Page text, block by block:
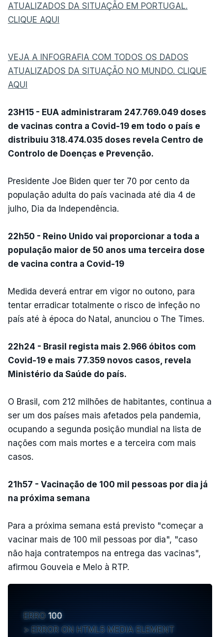
ATUALIZADOS DA SITUAÇÃO EM PORTUGAL.
CLIQUE AQUI
VEJA A INFOGRAFIA COM TODOS OS DADOS
ATUALIZADOS DA SITUAÇÃO NO MUNDO. CLIQUE
AQUI
23H15 - EUA administraram 247.769.049 doses
de vacinas contra a Covid-19 em todo o país e
distribuiu 318.474.035 doses revela Centro de
Controlo de Doenças e Prevenção.
Presidente Joe Biden quer ter 70 por cento da
população adulta do país vacinada até dia 4 de
julho, Dia da Independência.
22h50 - Reino Unido vai proporcionar a toda a
população maior de 50 anos uma terceira dose
de vacina contra a Covid-19
Medida deverá entrar em vigor no outono, para
tentar erradicar totalmente o risco de infeção no
país até à época do Natal, anunciou o The Times.
22h24 - Brasil regista mais 2.966 óbitos com
Covid-19 e mais 77.359 novos casos, revela
Ministério da Saúde do país.
O Brasil, com 212 milhões de habitantes, continua a
ser um dos países mais afetados pela pandemia,
ocupando a segunda posição mundial na lista de
nações com mais mortes e a terceira com mais
casos.
21h57 - Vacinação de 100 mil pessoas por dia já
na próxima semana
Para a próxima semana está previsto "começar a
vacinar mais de 100 mil pessoas por dia", "caso
não haja contratempos na entrega das vacinas",
afirmou Gouveia e Melo à RTP.
ERRO 100
ERROR ON HTML5 MEDIA ELEMENT